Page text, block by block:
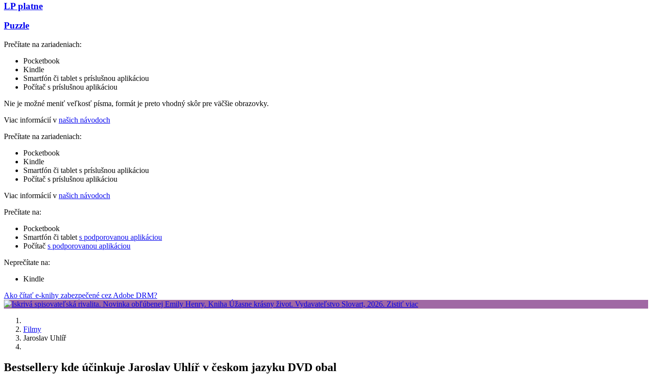
LP platne
Puzzle
Prečítate na zariadeniach:
Pocketbook
Kindle
Smartfón či tablet s príslušnou aplikáciou
Počítač s príslušnou aplikáciou
Nie je možné meniť veľkosť písma, formát je preto vhodný skôr pre väčšie obrazovky.
Viac informácií v našich návodoch
Prečítate na zariadeniach:
Pocketbook
Kindle
Smartfón či tablet s príslušnou aplikáciou
Počítač s príslušnou aplikáciou
Viac informácií v našich návodoch
Prečítate na:
Pocketbook
Smartfón či tablet s podporovanou aplikáciou
Počítač s podporovanou aplikáciou
Neprečítate na:
Kindle
Ako čítať e-knihy zabezpečené cez Adobe DRM?
Filmy
Jaroslav Uhlíř
Bestsellery kde účinkuje Jaroslav Uhlíř v českom jazyku DVD obal